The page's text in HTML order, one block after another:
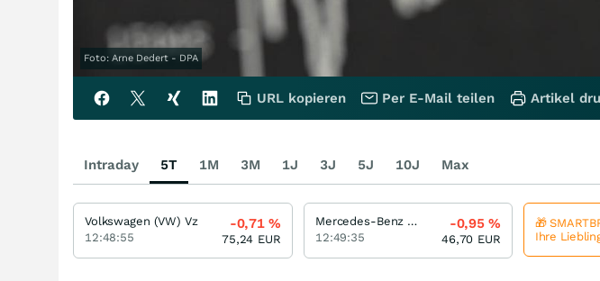
Foto: Arne Dedert - DPA
URL kopieren Per E-Mail teilen Artikel
Intraday 5T 1M 3M 1J 3J 5J 10J Max
Volkswagen (VW) Vz
12:48:55
-0,71%
75,24 EUR
Mercedes-Benz Group
12:49:35
-0,95%
46,70 EUR
🎁
Ihre